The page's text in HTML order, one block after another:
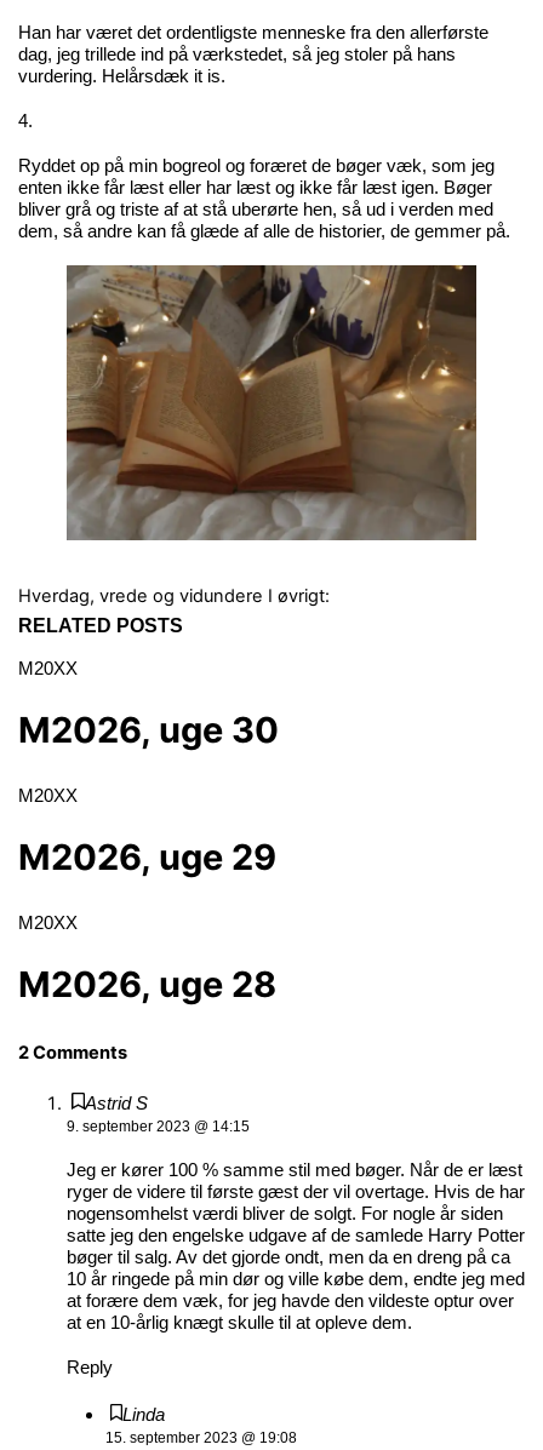
Han har været det ordentligste menneske fra den allerførste
dag, jeg trillede ind på værkstedet, så jeg stoler på hans
vurdering. Helårsdæk it is.
4.
Ryddet op på min bogreol og foræret de bøger væk, som jeg
enten ikke får læst eller har læst og ikke får læst igen. Bøger
bliver grå og triste af at stå uberørte hen, så ud i verden med
dem, så andre kan få glæde af alle de historier, de gemmer på.
Hverdag, vrede og vidundere I øvrigt:
RELATED POSTS
M20XX
M2026, uge 30
M20XX
M2026, uge 29
M20XX
M2026, uge 28
2 Comments
Astrid S
9. september 2023 @ 14:15
Jeg er kører 100 % samme stil med bøger. Når de er læst
ryger de videre til første gæst der vil overtage. Hvis de har
nogensomhelst værdi bliver de solgt. For nogle år siden
satte jeg den engelske udgave af de samlede Harry Potter
bøger til salg. Av det gjorde ondt, men da en dreng på ca
10 år ringede på min dør og ville købe dem, endte jeg med
at forære dem væk, for jeg havde den vildeste optur over
at en 10-årlig knægt skulle til at opleve dem.
Reply
Linda
15. september 2023 @ 19:08